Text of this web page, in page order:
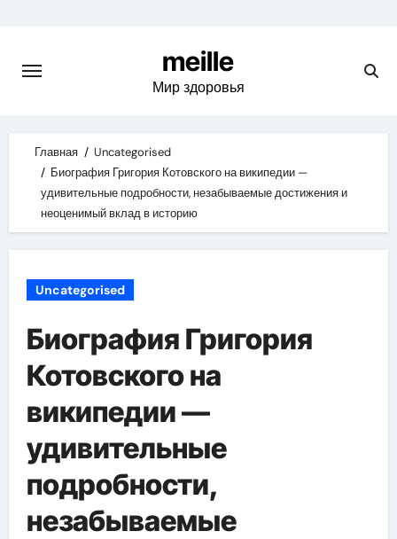
content
meille
Мир здоровья
Главная
Uncategorised
Биография Григория Котовского на википедии —
удивительные подробности, незабываемые достижения и
неоценимый вклад в историю
Uncategorised
Биография Григория
Котовского на
википедии —
удивительные
подробности,
незабываемые